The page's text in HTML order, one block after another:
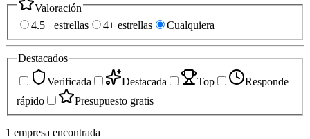
Valoración
4.5+ estrellas
4+ estrellas Cualquiera
Destacados
Verificada
Destacada Top
Responde
rápido
Presupuesto gratis
1 empresa encontrada